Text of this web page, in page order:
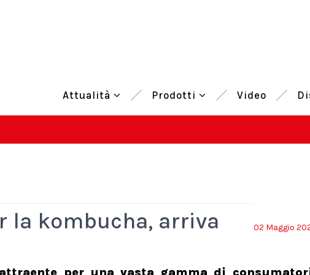
Attualità Prodotti Video
02 Maggio
la kombucha, arriva